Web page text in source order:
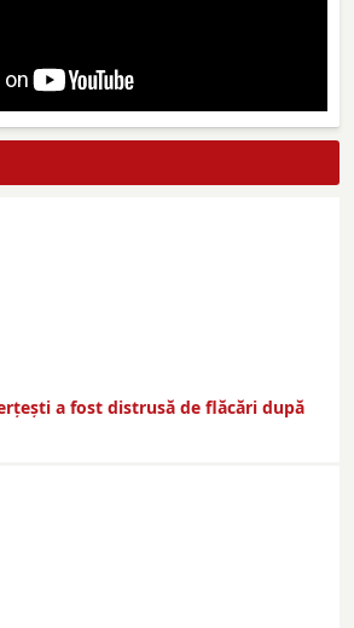
a fost distrusă de flăcări după